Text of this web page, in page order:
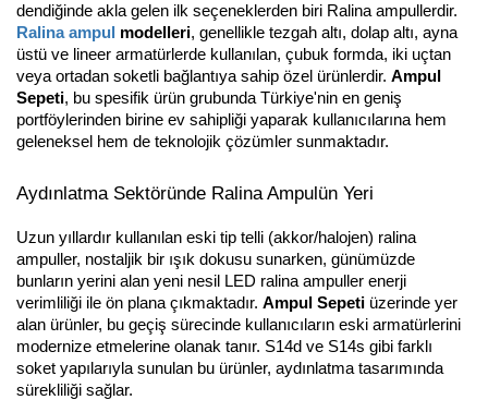
dendiğinde akla gelen ilk seçeneklerden biri Ralina ampullerdir.
Ralina ampul modelleri, genellikle tezgah altı, dolap altı, ayna
üstü ve lineer armatürlerde kullanılan, çubuk formda, iki uçtan
veya ortadan soketli bağlantıya sahip özel ürünlerdir. Ampul
Sepeti, bu spesifik ürün grubunda Türkiye'nin en geniş
portföylerinden birine ev sahipliği yaparak kullanıcılarına hem
geleneksel hem de teknolojik çözümler sunmaktadır.
Aydınlatma Sektöründe Ralina Ampulün Yeri
Uzun yıllardır kullanılan eski tip telli (akkor/halojen) ralina
ampuller, nostaljik bir ışık dokusu sunarken, günümüzde
bunların yerini alan yeni nesil LED ralina ampuller enerji
verimliliği ile ön plana çıkmaktadır. Ampul Sepeti üzerinde yer
alan ürünler, bu geçiş sürecinde kullanıcıların eski armatürlerini
modernize etmelerine olanak tanır. S14d ve S14s gibi farklı
soket yapılarıyla sunulan bu ürünler, aydınlatma tasarımında
sürekliliği sağlar.